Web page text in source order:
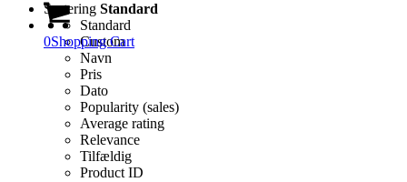
0Shopping Cart
Sortering Standard
Standard
Custom
Navn
Pris
Dato
Popularity (sales)
Average rating
Relevance
Tilfældig
Product ID